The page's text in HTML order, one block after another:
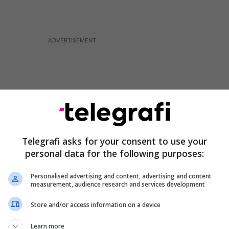
të parë një deklaratë banale e një individi i cili
luftën e Ushtrisë Çlirimtare të Kosovës me
Telegrafi asks for your consent to use your
personal data for the following purposes:
Personalised advertising and content, advertising and content
measurement, audience research and services development
Store and/or access information on a device
Learn more